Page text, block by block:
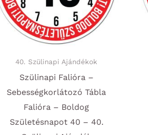
40. Szülinapi Ajándékok
Szülinapi Falióra –
Sebességkorlátozó Tábla
Falióra – Boldog
Születésnapot 40 – 40.